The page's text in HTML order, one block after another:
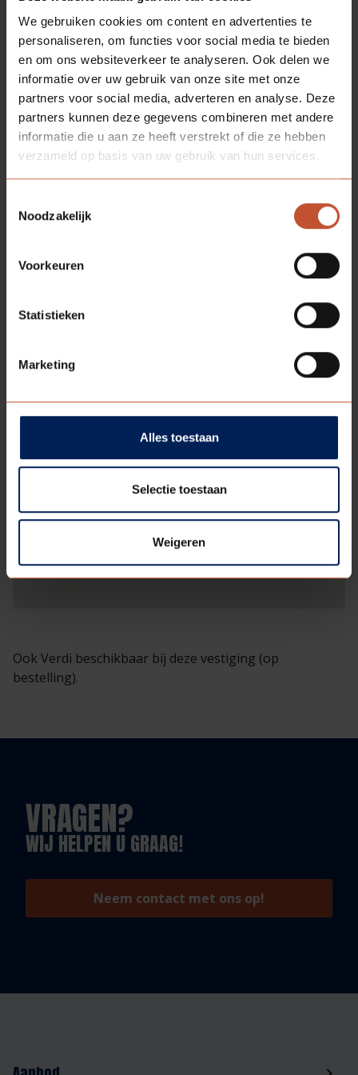
We gebruiken cookies om content en advertenties te
personaliseren, om functies voor social media te bieden
en om ons websiteverkeer te analyseren. Ook delen we
informatie over uw gebruik van onze site met onze
partners voor social media, adverteren en analyse. Deze
partners kunnen deze gegevens combineren met andere
informatie die u aan ze heeft verstrekt of die ze hebben
verzameld op basis van uw gebruik van hun services.
Noodzakelijk
Voorkeuren
Statistieken
Marketing
Alles toestaan
Selectie toestaan
Weigeren
Ook Verdi beschikbaar bij deze vestiging (op
bestelling).
VRAGEN?
WIJ HELPEN U GRAAG!
Neem contact met ons op!